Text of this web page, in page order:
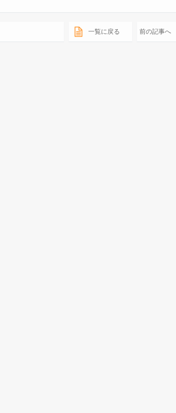
一覧に戻る 前の記事へ